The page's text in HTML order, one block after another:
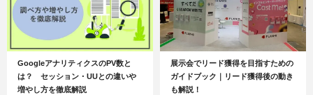
GoogleアナリティクスのPV数と
は？ セッション・UUとの違いや
増やし方を徹底解説
展示会でリード獲得を目指すための
ガイドブック｜リード獲得後の動き
も解説！